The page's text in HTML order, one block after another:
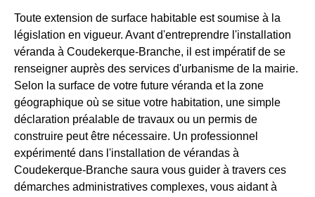
Toute extension de surface habitable est soumise à la
législation en vigueur. Avant d'entreprendre l'installation
véranda à Coudekerque-Branche, il est impératif de se
renseigner auprès des services d'urbanisme de la mairie.
Selon la surface de votre future véranda et la zone
géographique où se situe votre habitation, une simple
déclaration préalable de travaux ou un permis de
construire peut être nécessaire. Un professionnel
expérimenté dans l'installation de vérandas à
Coudekerque-Branche saura vous guider à travers ces
démarches administratives complexes, vous aidant à